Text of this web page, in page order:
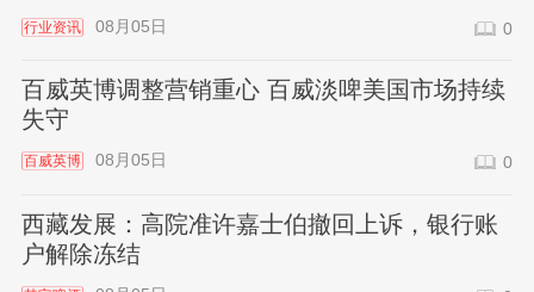
行业资讯 08月05日 0
百威英博调整营销重心 百威淡啤美国市场持续
失守
百威英博 08月05日 0
西藏发展：高院准许嘉士伯撤回上诉，银行账
户解除冻结